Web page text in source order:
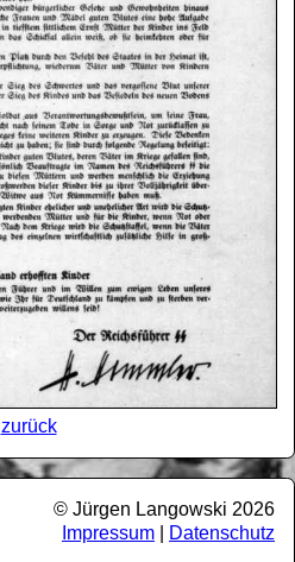
zurück
© Jürgen Langowski 2026
Impressum
Datenschutz